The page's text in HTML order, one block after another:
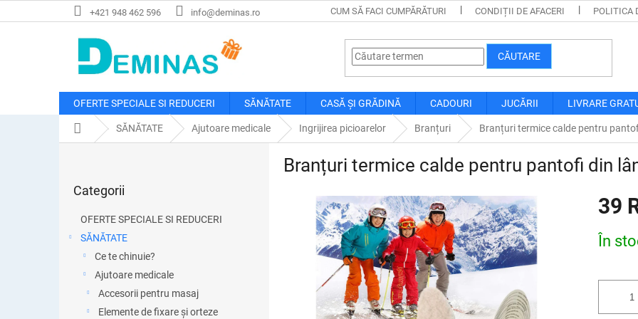
la
+421 948 462 596 info@deminas.ro CUM SĂ FACI CUMPĂRĂTURI CONDIȚII DE AFACERI POLITICA
CĂUTARE
OFERTE SPECIALE SI REDUCERI SĂNĂTATE CASĂ ȘI GRĂDINĂ CADOURI JUCĂRII LIVRARE
Acasă SĂNĂTATE Ajutoare medicale Ingrijirea picioarelor Branțuri Branțuri termice calde pentru
peste
Categorii
OFERTE SPECIALE SI REDUCERI
SĂNĂTATE
Ce te chinuie?
Ajutoare medicale
Accesorii pentru masaj
Elemente de fixare și orteze
Branțuri termice calde pentru pantofi din
39
Evaluare
preţ:
În